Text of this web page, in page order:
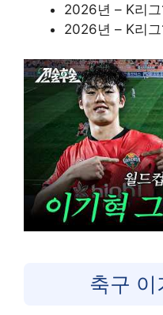
2026년 – K리
2026년 – K리그
축구 이